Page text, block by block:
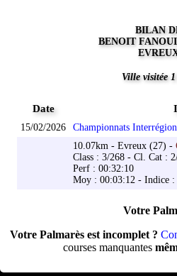
BILAN
BENOIT
Ville visitée
Date
15/02/2026
Championnats
10.07km - Evreux (27) -
Class : 3/268 - Cl. Cat :
Perf : 00:32:10
Moy : 00:03:12 - Indice :
Votre
Votre Palmarès est incomplet ?
courses manquantes